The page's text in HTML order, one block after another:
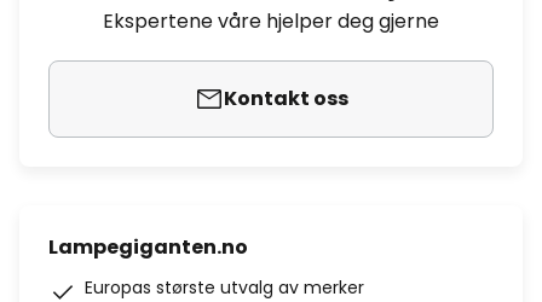
Ekspertene våre hjelper deg gjerne
Kontakt oss
Lampegiganten.no
Europas største utvalg av merker